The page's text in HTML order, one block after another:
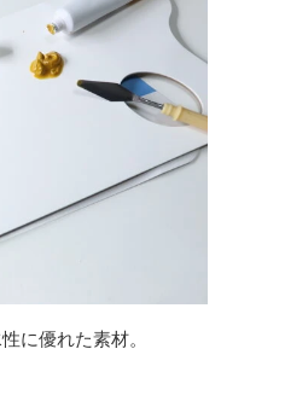
に優れた素材。